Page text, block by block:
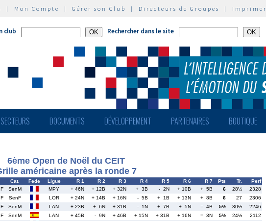
| Mon Compte | Gérer son Club | Directeurs de Groupes | Imprimer
club Rechercher dans le site
SECTEURS DOCUMENTS DÉVELOPPEMENT PARTENAIRES BOUTIQUE
6ème Open de Noël du CEIT
américaine après la ronde 7
Cat. Fede Ligue R 1 R 2 R 3 R 4 R 5 R 6 R 7 Pts Tr.
Perf
SenM MPY + 46N + 12B + 32N + 3B - 2N + 10B + 5B 6 28½
2328
SenF LOR + 24N + 14B + 16N - 5B + 1B + 13N + 8B 6 27
2306
SenM LAN + 23B + 6N + 31B - 1N + 7B + 5N = 4B 5½ 30½
2246
SenM LAN + 45B - 9N + 46B + 15N + 31B + 16N = 3N 5½ 24½
2112